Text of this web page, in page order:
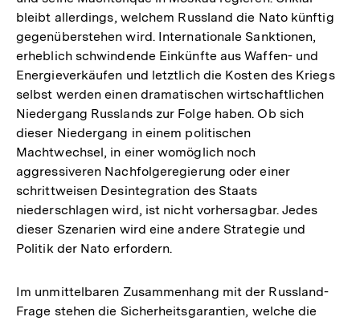
bleibt allerdings, welchem Russland die Nato künftig
gegenüberstehen wird. Internationale Sanktionen,
erheblich schwindende Einkünfte aus Waffen- und
Energieverkäufen und letztlich die Kosten des Kriegs
selbst werden einen dramatischen wirtschaftlichen
Niedergang Russlands zur Folge haben. Ob sich
dieser Niedergang in einem politischen
Machtwechsel, in einer womöglich noch
aggressiveren Nachfolgeregierung oder einer
schrittweisen Desintegration des Staats
niederschlagen wird, ist nicht vorhersagbar. Jedes
dieser Szenarien wird eine andere Strategie und
Politik der Nato erfordern.
Im unmittelbaren Zusammenhang mit der Russland-
Frage stehen die Sicherheitsgarantien, welche die